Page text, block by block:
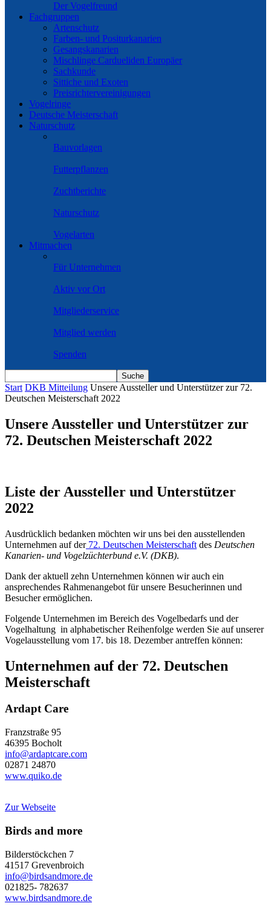
Der Vogelfreund
Fachgruppen
Artenschutz
Farben- und Positurkanarien
Gesangskanarien
Mischlinge Cardueliden Europäer
Sachkunde
Sittiche und Exoten
Preisrichtervereinigungen
Vogelringe
Deutsche Meisterschaft
Naturschutz
Bauvorlagen
Futterpflanzen
Zuchtberichte
Naturschutz
Vogelarten
Mitmachen
Für Unternehmen
Aktiv vor Ort
Mitgliederservice
Mitglied werden
Spenden
Start DKB Mitteilung Unsere Aussteller und Unterstützer zur 72.
Deutschen Meisterschaft 2022
Unsere Aussteller und Unterstützer zur
72. Deutschen Meisterschaft 2022
Liste der Aussteller und Unterstützer
2022
Ausdrücklich bedanken möchten wir uns bei den ausstellenden
Unternehmen auf der72. Deutschen Meisterschaft des Deutschen
Kanarien- und Vogelzüchterbund e.V. (DKB).
Dank der aktuell zehn Unternehmen können wir auch ein
ansprechendes Rahmenangebot für unsere Besucherinnen und
Besucher ermöglichen.
Folgende Unternehmen im Bereich des Vogelbedarfs und der
Vogelhaltung in alphabetischer Reihenfolge werden Sie auf unserer
Vogelausstellung vom 17. bis 18. Dezember antreffen können:
Unternehmen auf der 72. Deutschen
Meisterschaft
Ardapt Care
Franzstraße 95
46395 Bocholt
info@ardaptcare.com
02871 24870
www.quiko.de
Zur Webseite
Birds and more
Bilderstöckchen 7
41517 Grevenbroich
info@birdsandmore.de
021825- 782637
www.birdsandmore.de